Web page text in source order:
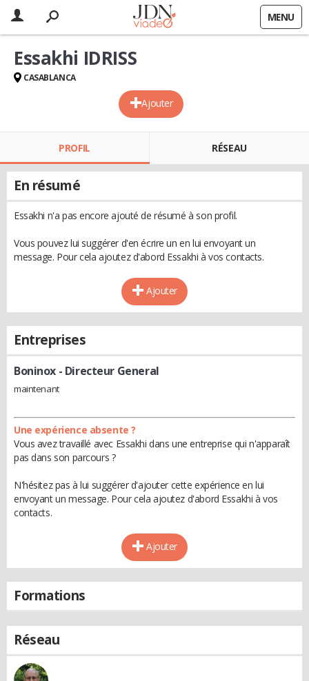
MENU
Ajouter
Essakhi IDRISS
CASABLANCA
PROFIL RÉSEAU
En résumé
Essakhi n'a pas encore ajouté de résumé à son profil.
Vous pouvez lui suggérer d'en écrire un en lui envoyant un
message. Pour cela ajoutez d'abord Essakhi à vos contacts.
Ajouter
Entreprises
Boninox - Directeur General
maintenant
Une expérience absente ?
Vous avez travaillé avec Essakhi dans une entreprise qui n'apparaît
pas dans son parcours ?
N'hésitez pas à lui suggérer d'ajouter cette expérience en lui
envoyant un message. Pour cela ajoutez d'abord Essakhi à vos
contacts.
Ajouter
Formations
Réseau